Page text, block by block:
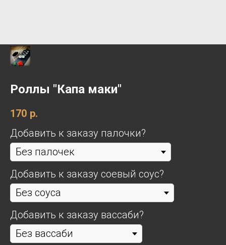
Роллы "Капа маки"
170 р.
Добавить к заказу палочки?
Добавить к заказу соевый соус?
Добавить к заказу вассаби?